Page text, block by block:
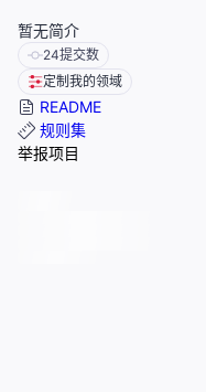
暂无简介
24提交数
定制我的领域
README
规则集
举报项目